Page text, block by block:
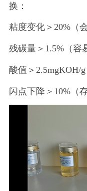
换：
粘度变化＞ 20%（
残碳量＞ 1.5%（容
酸值＞ 2.5mgKOH/
闪点下降＞ 10%（